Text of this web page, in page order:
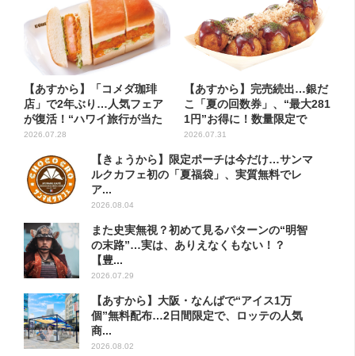
【あすから】「コメダ珈琲
店」で2年ぶり…人気フェア
が復活！“ハワイ旅行が当た
る”...
2026.07.28
【あすから】完売続出…銀だ
こ「夏の回数券」、“最大281
1円”お得に！数量限定で
2026.07.31
【きょうから】限定ポーチは今だけ…サンマ
ルクカフェ初の「夏福袋」、実質無料でレ
ア...
2026.08.04
また史実無視？初めて見るパターンの“明智
の末路”…実は、ありえなくもない！？
【豊...
2026.07.29
【あすから】大阪・なんばで“アイス1万
個”無料配布…2日間限定で、ロッテの人気
商...
2026.08.02